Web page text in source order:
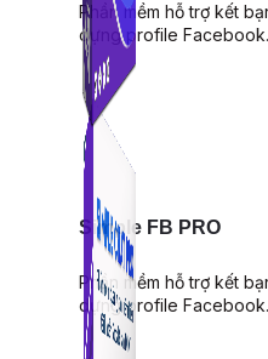
Phần mềm hỗ trợ kết
dựng profile Facebook.
Simple FB PRO
Phần mềm hỗ trợ kết
dựng profile Facebook.